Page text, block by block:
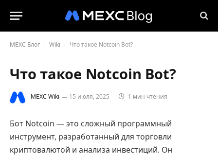
MEXC Блог - Wiki - Что такое Notcoin Bot?
Что такое Notcoin Bot?
MEXC Wiki 15 июля, 2025 1 мин чтения
Бот Notcoin — это сложный программный
инструмент, разработанный для торговли
криптовалютой и анализа инвестиций. Он